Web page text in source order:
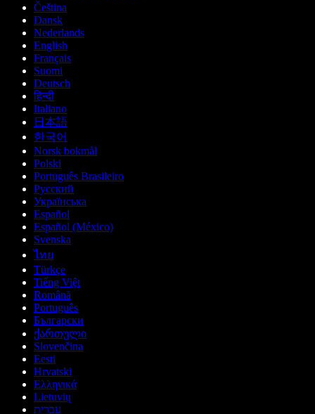
Čeština
Dansk
Nederlands
English
Français
Suomi
Deutsch
हिन्दी
Italiano
日本語
한국어
Norsk bokmål
Polski
Português Brasileiro
Русский
Українська
Español
Español (México)
Svenska
ไทย
Türkçe
Tiếng Việt
Română
Português
Български
ქართული
Slovenčina
Eesti
Hrvatski
Ελληνικά
Lietuvių
עברית